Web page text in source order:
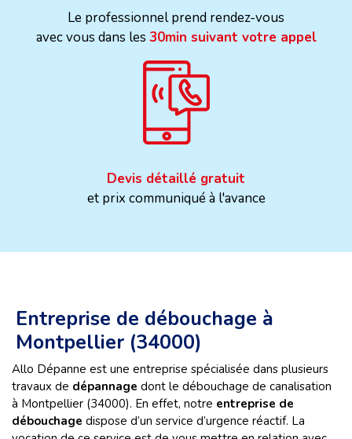
Le professionnel prend rendez-vous
avec vous dans les 30min suivant votre appel
Devis détaillé gratuit
et prix communiqué à l'avance
Entreprise de débouchage à
Montpellier (34000)
Allo Dépanne est une entreprise spécialisée dans plusieurs
travaux de dépannage dont le débouchage de canalisation
à Montpellier (34000). En effet, notre entreprise de
débouchage dispose d’un service d’urgence réactif. La